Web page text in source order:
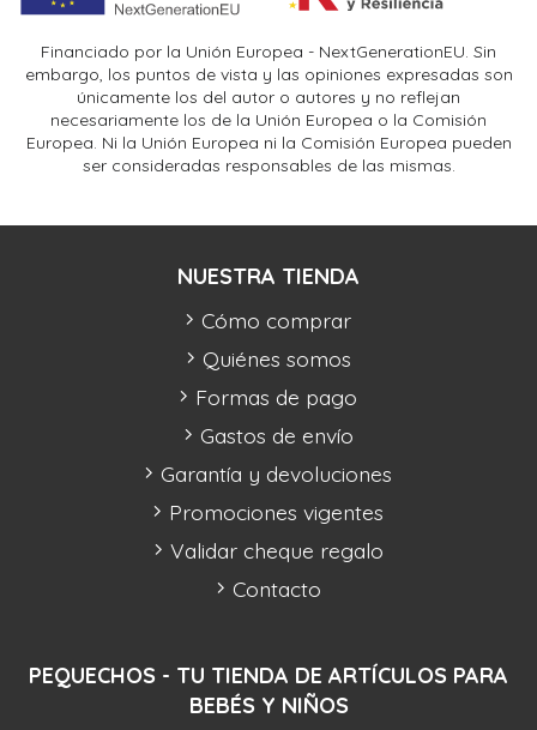
Financiado por la Unión Europea - NextGenerationEU. Sin
embargo, los puntos de vista y las opiniones expresadas son
únicamente los del autor o autores y no reflejan
necesariamente los de la Unión Europea o la Comisión
Europea. Ni la Unión Europea ni la Comisión Europea pueden
ser consideradas responsables de las mismas.
PEQUECHOS - TU TIENDA DE ARTÍCULOS PARA
BEBÉS Y NIÑOS
NUESTRA TIENDA
Cómo comprar
Quiénes somos
Formas de pago
Gastos de envío
Garantía y devoluciones
Promociones vigentes
Validar cheque regalo
Contacto